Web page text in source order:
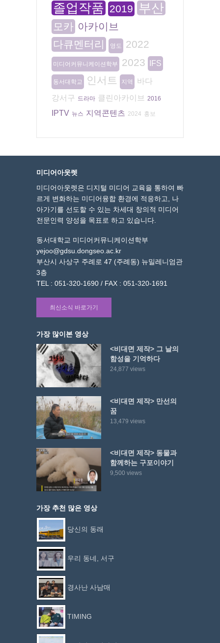
졸업작품 2019 부산
모카 아카이브
다큐멘터리
영도 2022
미디어커뮤니케이션학부 2023 IFS
동서대학교 인서트 지역
바다
강서구 드라마 클린아카이브 2016
IPTV 뉴스 지역콘텐츠 2024 홍보
미디어아웃렛
미디어아웃렛은 디지털 미디어 교육을 통하여 빠
르게 변화하는 미디어융합 환경에 적응하고, 나
아가기를 선도할 수 있는 차세대 창의적 미디어
전문인력 양성을 목표로 하고 있습니다.
동서대학교 미디어커뮤니케이션학부
yejoo@gdsu.dongseo.ac.kr
부산시 사상구 주례로 47 (주례동) 뉴밀레니엄관
3층
TEL : 051-320-1690 / FAX : 051-320-1691
최신소식 바로가기
가장 많이본 영상
<비대면 제작> 그 날의
함성을 기억하다
24,877 views
<비대면 제작> 만선의
꿈
13,479 views
<비대면 제작> 동물과
함께하는 구포이야기
9,500 views
가장 추천 많은 영상
당신의 동래
우리 동네, 서구
경사난 사남매
TIMING